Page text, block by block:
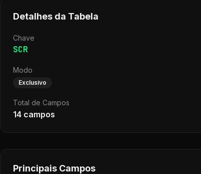
Detalhes da Tabela
Chave
SCR
Modo
Exclusivo
Total de Campos
14 campos
Principais Campos